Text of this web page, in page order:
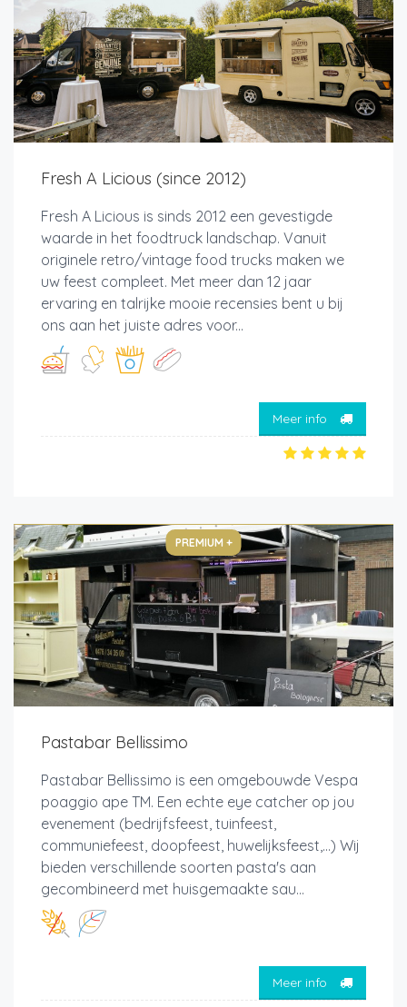
Fresh A Licious (since 2012)
Fresh A Licious is sinds 2012 een gevestigde
waarde in het foodtruck landschap. Vanuit
originele retro/vintage food trucks maken we
uw feest compleet. Met meer dan 12 jaar
ervaring en talrijke mooie recensies bent u bij
ons aan het juiste adres voor...
Meer info
PREMIUM +
Pastabar Bellissimo
Pastabar Bellissimo is een omgebouwde Vespa
poaggio ape TM. Een echte eye catcher op jou
evenement (bedrijfsfeest, tuinfeest,
communiefeest, doopfeest, huwelijksfeest,...) Wij
bieden verschillende soorten pasta's aan
gecombineerd met huisgemaakte sau...
Meer info